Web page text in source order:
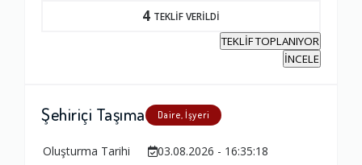
4 TEKLİF VERİLDİ
TEKLİF TOPLANIYOR
İNCELE
Şehiriçi Taşıma Daire, İşyeri
Oluşturma Tarihi
03.08.2026 - 16:35:18